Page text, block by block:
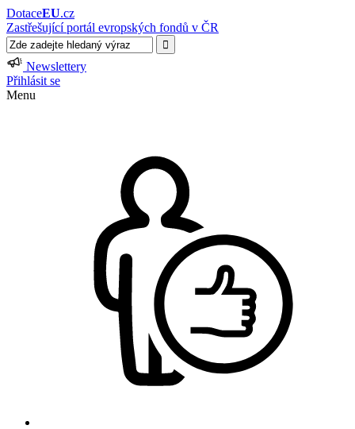
DotaceEU.cz
Zastřešující portál evropských fondů v ČR
Newslettery
Přihlásit se
Menu